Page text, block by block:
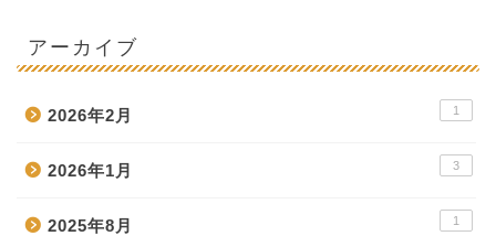
アーカイブ
2026年2月 1
2026年1月 3
2025年8月 1